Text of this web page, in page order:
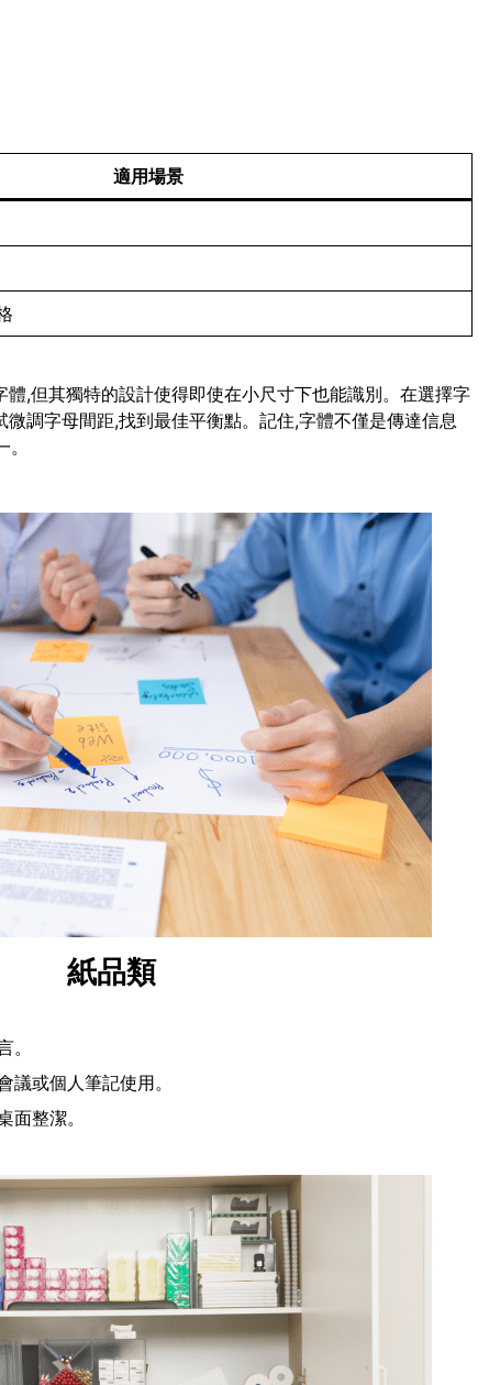
適用場景
,但其獨特的設計使得即使在小尺寸下也能識別。在選擇字
調字母間距,找到最佳平衡點。記住,字體不僅是傳達信息
紙品類
。
議或個人筆記使用。
面整潔。